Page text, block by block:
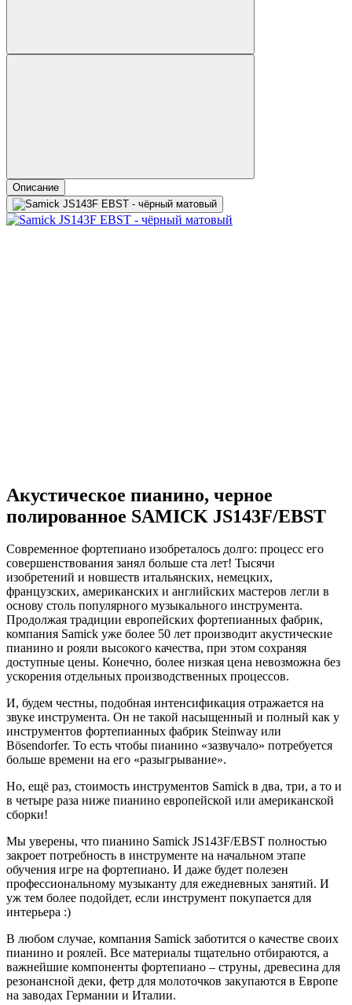
Описание
Акустическое пианино, черное
полированное SAMICK JS143F/EBST
Современное фортепиано изобреталось долго: процесс его
совершенствования занял больше ста лет! Тысячи
изобретений и новшеств итальянских, немецких,
французских, американских и английских мастеров легли в
основу столь популярного музыкального инструмента.
Продолжая традиции европейских фортепианных фабрик,
компания Samick уже более 50 лет производит акустические
пианино и рояли высокого качества, при этом сохраняя
доступные цены. Конечно, более низкая цена невозможна без
ускорения отдельных производственных процессов.
И, будем честны, подобная интенсификация отражается на
звуке инструмента. Он не такой насыщенный и полный как у
инструментов фортепианных фабрик Steinway или
Bösendorfer. То есть чтобы пианино «зазвучало» потребуется
больше времени на его «разыгрывание».
Но, ещё раз, стоимость инструментов Samick в два, три, а то и
в четыре раза ниже пианино европейской или американской
сборки!
Мы уверены, что пианино Samick JS143F/EBST полностью
закроет потребность в инструменте на начальном этапе
обучения игре на фортепиано. И даже будет полезен
профессиональному музыканту для ежедневных занятий. И
уж тем более подойдет, если инструмент покупается для
интерьера :)
В любом случае, компания Samick заботится о качестве своих
пианино и роялей. Все материалы тщательно отбираются, а
важнейшие компоненты фортепиано – струны, древесина для
резонансной деки, фетр для молоточков закупаются в Европе
на заводах Германии и Италии.